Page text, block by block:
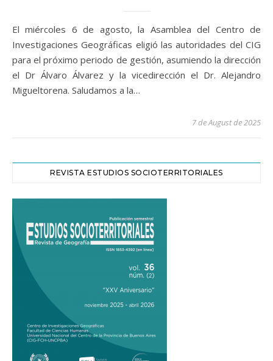
El miércoles 6 de agosto, la Asamblea del Centro de
Investigaciones Geográficas eligió las autoridades del CIG
para el próximo periodo de gestión, asumiendo la dirección
el Dr Álvaro Álvarez y la vicedirección el Dr. Alejandro
Migueltorena. Saludamos a la…
7 de August de 2025
REVISTA ESTUDIOS SOCIOTERRITORIALES